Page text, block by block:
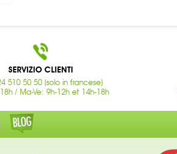
SERVIZIO CLIENTI
510 50 50 (solo in francese)
/ Ma-Ve: 9h-12h et 14h-18h